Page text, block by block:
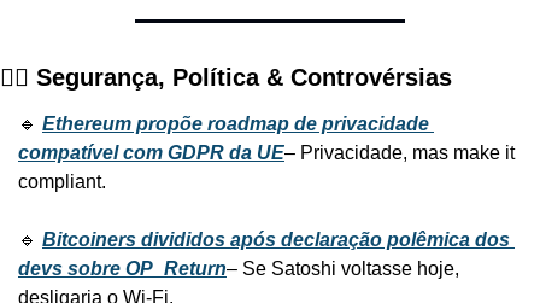
🕵️‍♂️ Segurança, Política & Controvérsias
🔹 Ethereum propõe roadmap de privacidade
compatível com GDPR da UE– Privacidade, mas make it
compliant.
🔹 Bitcoiners divididos após declaração polêmica dos
devs sobre OP_Return– Se Satoshi voltasse hoje,
desligaria o Wi-Fi.